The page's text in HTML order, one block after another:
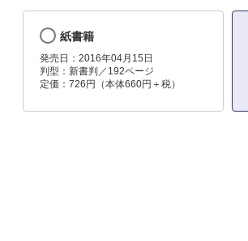
紙書籍
発売日：2016年04月15日
判型：新書判／192ページ
定価：726円（本体660円＋税）